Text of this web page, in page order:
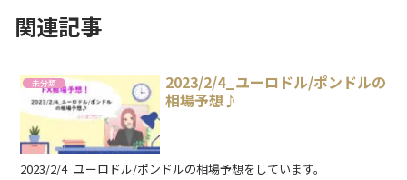
関連記事
未分類
2023/2/4_ユーロドル/ポンドルの
相場予想♪
2023/2/4_ユーロドル/ポンドルの相場予想をしています。